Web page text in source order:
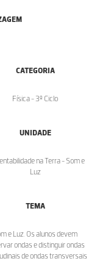
CATEGORIA
Física - 3º Ciclo
UNIDADE
na Terra - Som e
Luz
TEMA
e Luz. Os alunos devem
ondas e distinguir ondas
de ondas transversais